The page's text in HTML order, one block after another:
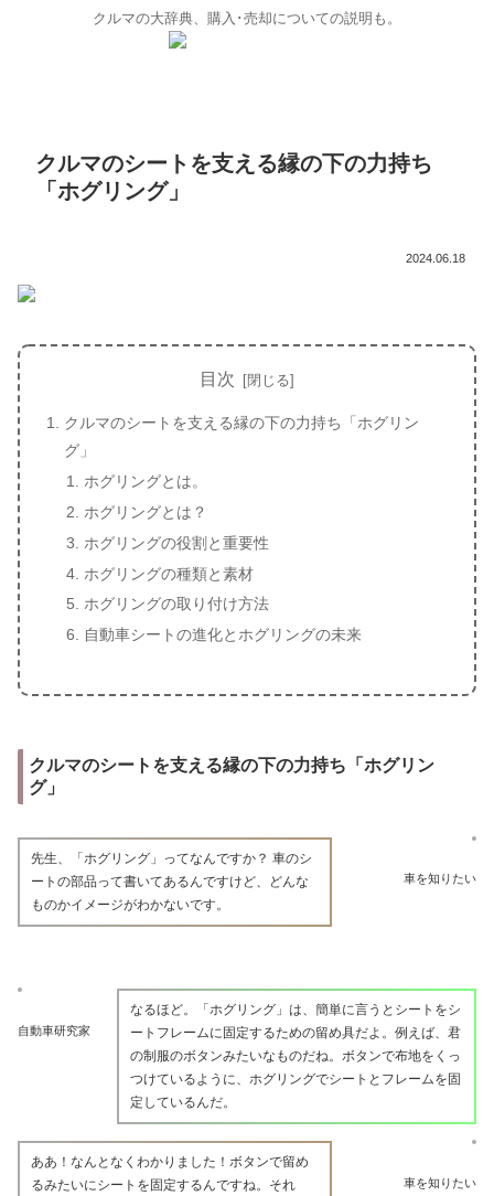
クルマの大辞典、購入･売却についての説明も。
クルマのシートを支える縁の下の力持ち
「ホグリング」
2024.06.18
目次
クルマのシートを支える縁の下の力持ち「ホグリン
グ」
ホグリングとは。
ホグリングとは？
ホグリングの役割と重要性
ホグリングの種類と素材
ホグリングの取り付け方法
自動車シートの進化とホグリングの未来
クルマのシートを支える縁の下の力持ち「ホグリン
グ」
車を知りたい
先生、「ホグリング」ってなんですか？ 車のシ
ートの部品って書いてあるんですけど、どんな
ものかイメージがわかないです。
自動車研究家
なるほど。「ホグリング」は、簡単に言うとシートをシ
ートフレームに固定するための留め具だよ。例えば、君
の制服のボタンみたいなものだね。ボタンで布地をくっ
つけているように、ホグリングでシートとフレームを固
定しているんだ。
車を知りたい
ああ！なんとなくわかりました！ボタンで留め
るみたいにシートを固定するんですね。それ